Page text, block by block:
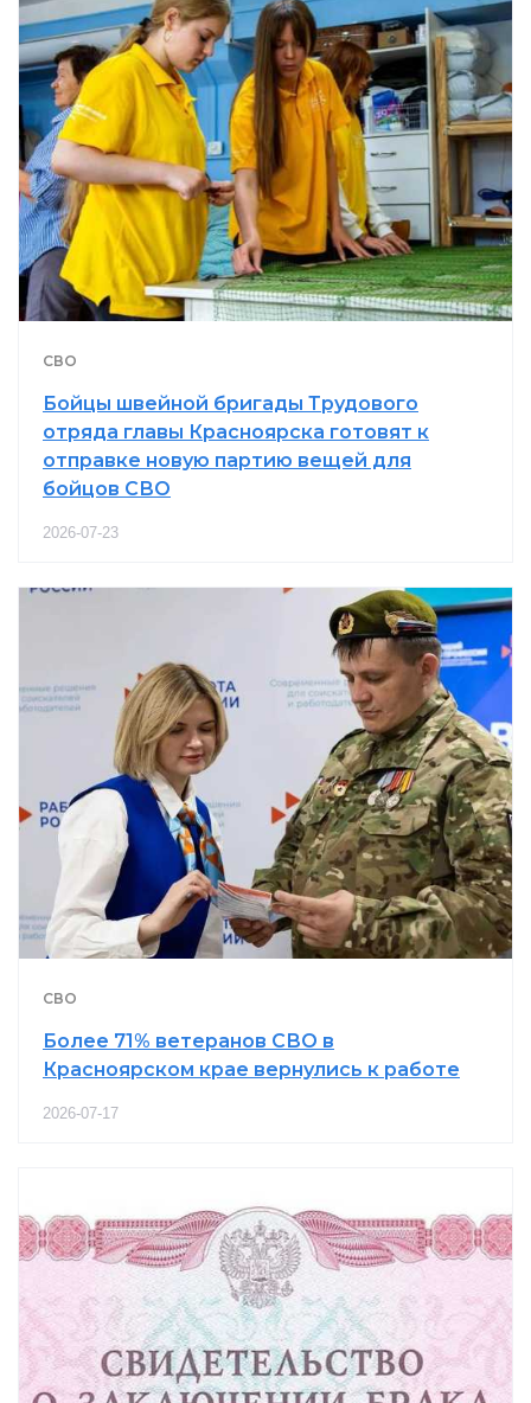
СВО
Бойцы швейной бригады Трудового
отряда главы Красноярска готовят к
отправке новую партию вещей для
бойцов СВО
2026-07-23
СВО
Более 71% ветеранов СВО в
Красноярском крае вернулись к работе
2026-07-17